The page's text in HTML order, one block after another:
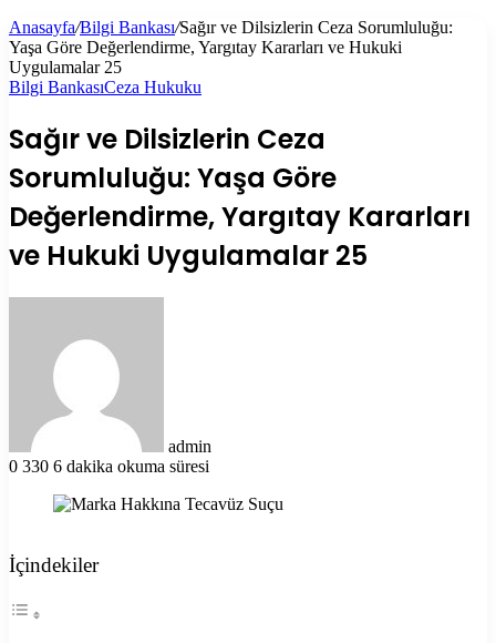
Anasayfa/Bilgi Bankası/Sağır ve Dilsizlerin Ceza Sorumluluğu:
Yaşa Göre Değerlendirme, Yargıtay Kararları ve Hukuki
Uygulamalar 25
Bilgi BankasıCeza Hukuku
Sağır ve Dilsizlerin Ceza
Sorumluluğu: Yaşa Göre
Değerlendirme, Yargıtay Kararları
ve Hukuki Uygulamalar 25
admin
0 330 6 dakika okuma süresi
İçindekiler